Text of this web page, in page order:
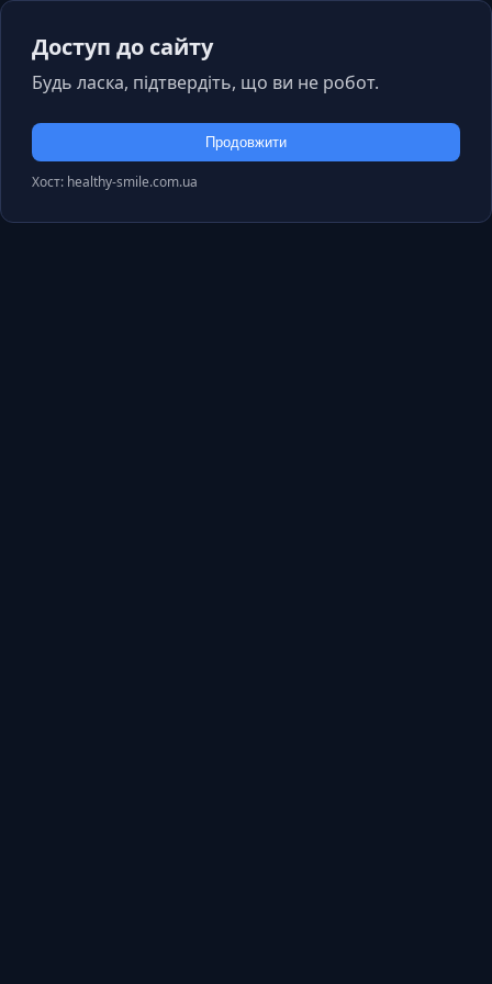
Доступ до сайту
Будь ласка, підтвердіть, що ви не робот.
Продовжити
Хост: healthy-smile.com.ua